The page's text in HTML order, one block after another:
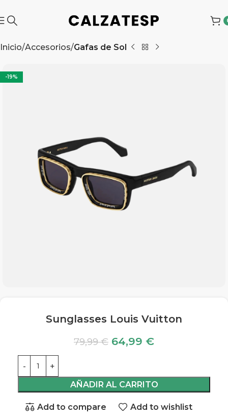
Inicio Accesorios Gafas de Sol
-19%
Sunglasses Louis Vuitton
79,99€ 64,99 €
AÑADIR AL CARRITO
Add to compare Add to wishlist